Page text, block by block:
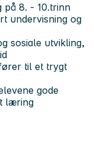
på 8. - 10.trinn
undervisning og
sosiale utvikling,
til et trygt
gode
læring